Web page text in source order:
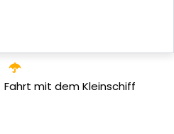
Fahrt mit dem Kleinschiff